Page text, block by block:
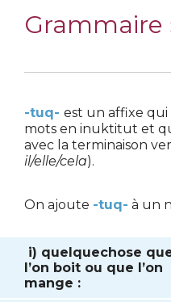
Grammaire
-tuq- est un affixe
mots en inuktitut et
avec la terminaison
il/elle/cela).
On ajoute -tuq- à un
i) quelquechose
l’on boit ou que l’on
mange :